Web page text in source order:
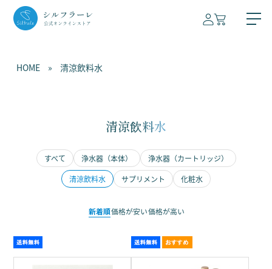
本体
カートリッジ
清涼飲料水
サプリメント
技術紹介
HOME » 清涼飲料水
清涼飲料水
すべて 浄水器（本体）
浄水器（カートリッジ）
清涼飲料水
サプリメント 化粧水
新着順価格が安い価格が高い